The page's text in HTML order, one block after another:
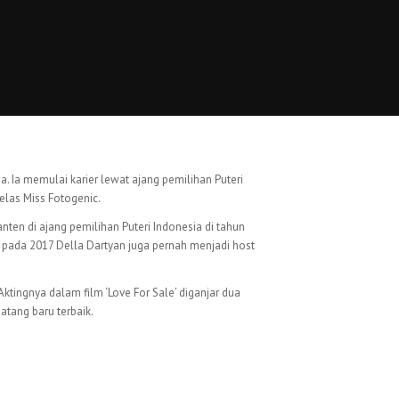
Ia memulai karier lewat ajang pemilihan Puteri
Miss Fotogenic.
di ajang pemilihan Puteri Indonesia di tahun
2017 Della Dartyan juga pernah menjadi host
dalam film ‘Love For Sale’ diganjar dua
baru terbaik.